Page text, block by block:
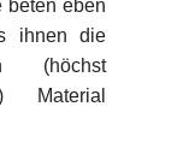
beten eben
ihnen die
(höchst
Material